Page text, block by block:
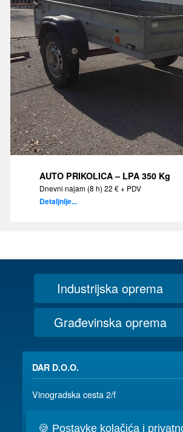
AUTO PRIKOLICA – LPA 350 Kg
Dnevni najam (8 h) 22 € + PDV
Detaljnije...
Industrijska oprema
Građevinska oprema
DAR D.O.O.
Vinogradska cesta 2/f
🍪 Postavke kolačića i